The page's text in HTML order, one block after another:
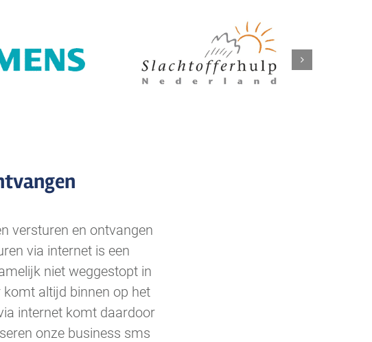
versturen en ontvangen
via internet is een
niet weggestopt in
altijd binnen op het
internet komt daardoor
onze business sms